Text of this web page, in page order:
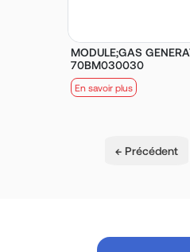
MODULE;GAS
70BM030030
En savoir plus
← Précédent